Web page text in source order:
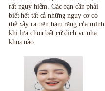
rất nguy hiểm. Các bạn cần phải
biết hết tất cả những nguy cơ có
thể xẩy ra trên hàm răng của mình
khi lựa chọn bất cứ dịch vụ nha
khoa nào.